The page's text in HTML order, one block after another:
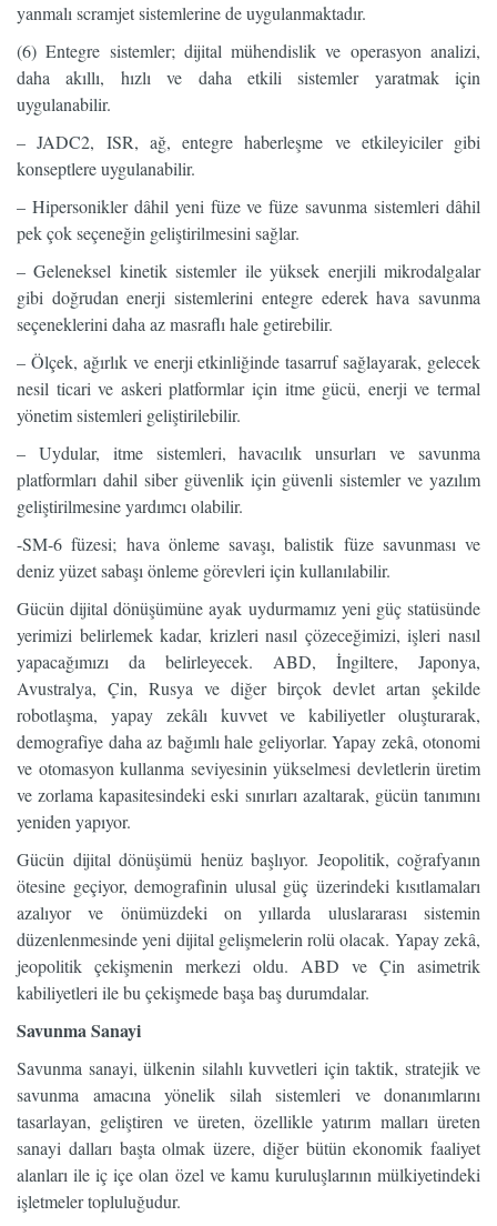
yanmalı scramjet sistemlerine de uygulanmaktadır.
(6) Entegre sistemler; dijital mühendislik ve operasyon analizi,
daha akıllı, hızlı ve daha etkili sistemler yaratmak için
uygulanabilir.
– JADC2, ISR, ağ, entegre haberleşme ve etkileyiciler gibi
konseptlere uygulanabilir.
– Hipersonikler dâhil yeni füze ve füze savunma sistemleri dâhil
pek çok seçeneğin geliştirilmesini sağlar.
– Geleneksel kinetik sistemler ile yüksek enerjili mikrodalgalar
gibi doğrudan enerji sistemlerini entegre ederek hava savunma
seçeneklerini daha az masraflı hale getirebilir.
– Ölçek, ağırlık ve enerji etkinliğinde tasarruf sağlayarak, gelecek
nesil ticari ve askeri platformlar için itme gücü, enerji ve termal
yönetim sistemleri geliştirilebilir.
– Uydular, itme sistemleri, havacılık unsurları ve savunma
platformları dahil siber güvenlik için güvenli sistemler ve yazılım
geliştirilmesine yardımcı olabilir.
-SM-6 füzesi; hava önleme savaşı, balistik füze savunması ve
deniz yüzet sabaşı önleme görevleri için kullanılabilir.
Gücün dijital dönüşümüne ayak uydurmamız yeni güç statüsünde
yerimizi belirlemek kadar, krizleri nasıl çözeceğimizi, işleri nasıl
yapacağımızı da belirleyecek. ABD, İngiltere, Japonya,
Avustralya, Çin, Rusya ve diğer birçok devlet artan şekilde
robotlaşma, yapay zekâlı kuvvet ve kabiliyetler oluşturarak,
demografiye daha az bağımlı hale geliyorlar. Yapay zekâ, otonomi
ve otomasyon kullanma seviyesinin yükselmesi devletlerin üretim
ve zorlama kapasitesindeki eski sınırları azaltarak, gücün tanımını
yeniden yapıyor.
Gücün dijital dönüşümü henüz başlıyor. Jeopolitik, coğrafyanın
ötesine geçiyor, demografinin ulusal güç üzerindeki kısıtlamaları
azalıyor ve önümüzdeki on yıllarda uluslararası sistemin
düzenlenmesinde yeni dijital gelişmelerin rolü olacak. Yapay zekâ,
jeopolitik çekişmenin merkezi oldu. ABD ve Çin asimetrik
kabiliyetleri ile bu çekişmede başa baş durumdalar.
Savunma Sanayi
Savunma sanayi, ülkenin silahlı kuvvetleri için taktik, stratejik ve
savunma amacına yönelik silah sistemleri ve donanımlarını
tasarlayan, geliştiren ve üreten, özellikle yatırım malları üreten
sanayi dalları başta olmak üzere, diğer bütün ekonomik faaliyet
alanları ile iç içe olan özel ve kamu kuruluşlarının mülkiyetindeki
işletmeler topluluğudur.